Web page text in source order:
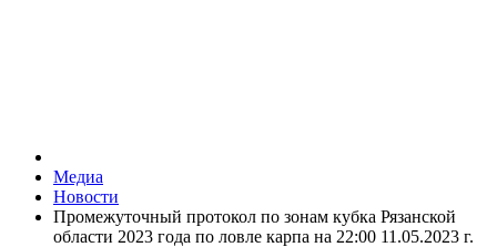
Медиа
Новости
Промежуточный протокол по зонам кубка Рязанской
области 2023 года по ловле карпа на 22:00 11.05.2023 г.